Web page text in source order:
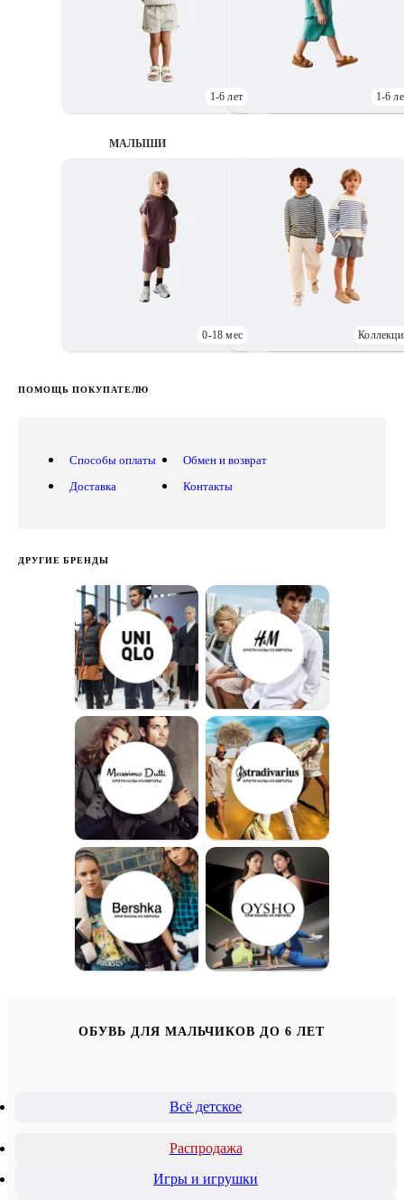
1-6 лет 1-6
МАЛЫШИ
0-18 мес
ПОМОЩЬ ПОКУПАТЕЛЮ
Способы оплаты
Доставка
Обмен и возврат
Контакты
ДРУГИЕ БРЕНДЫ
ОБУВЬ ДЛЯ МАЛЬЧИКОВ ДО 6 ЛЕТ
Всё детское
Распродажа
Игры и игрушки